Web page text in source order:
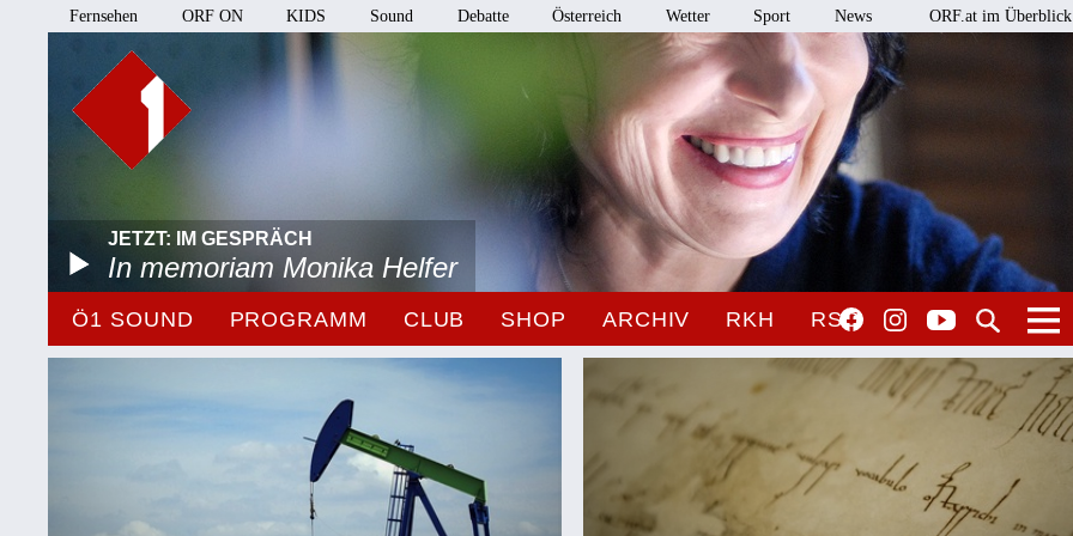
Fernsehen ORF ON KIDS Sound Debatte Österreich Wetter Sport News ORF.at im Überblick
JETZT: IM GESPRÄCH
In memoriam Monika Helfer
Ö1 SOUND PROGRAMM CLUB SHOP ARCHIV RKH RSO